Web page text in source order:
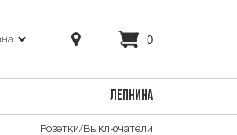
0
ЛЕПНИНА
Розетки/Выключатели